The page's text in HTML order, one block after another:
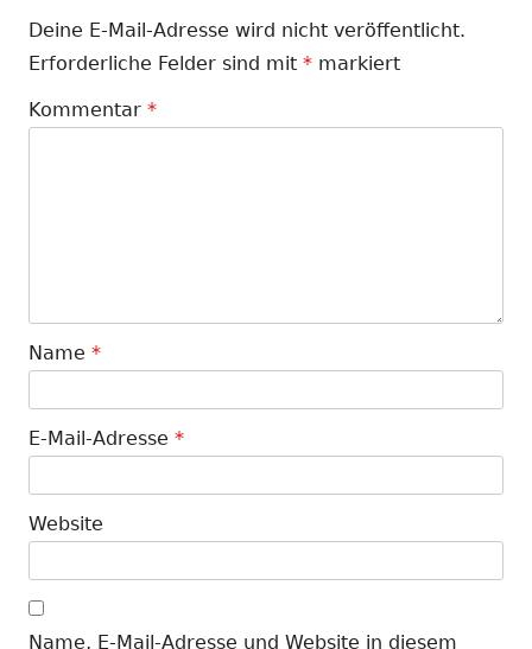
Deine E-Mail-Adresse wird nicht veröffentlicht.
Erforderliche Felder sind mit * markiert
Kommentar *
Name *
E-Mail-Adresse *
Website
Name, E-Mail-Adresse und Website in diesem